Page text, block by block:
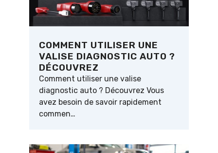
COMMENT UTILISER UNE
VALISE DIAGNOSTIC AUTO ?
DÉCOUVREZ
Comment utiliser une valise
diagnostic auto ? Découvrez Vous
avez besoin de savoir rapidement
commen…